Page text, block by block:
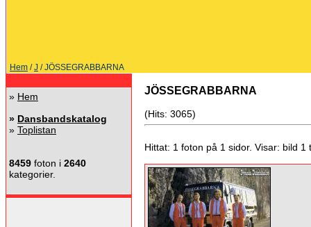
Hem /J / JÖSSEGRABBARNA
» Hem
» Dansbandskatalog
» Toplistan
8459 foton i 2640
kategorier.
JÖSSEGRABBARNA
(Hits: 3065)
Hittat: 1 foton på 1 sidor. Visar: bild 1